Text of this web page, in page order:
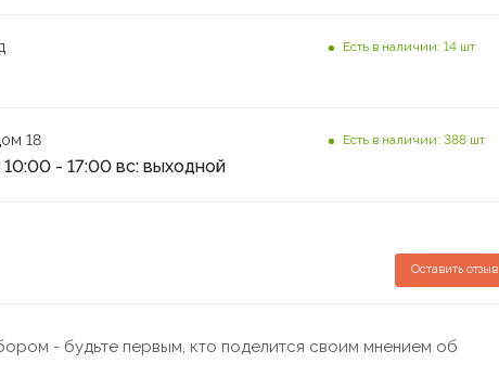
Есть в наличии: 14 шт
18
- 17:00 вс: выходной
Есть в наличии: 388 шт
Оставить отзыв
- будьте первым, кто поделится своим мнением об